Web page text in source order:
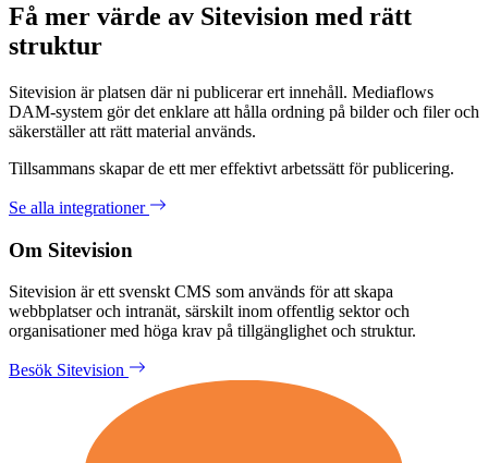
Få mer värde av Sitevision med rätt
struktur
Sitevision är platsen där ni publicerar ert innehåll. Mediaflows
DAM-system gör det enklare att hålla ordning på bilder och filer och
säkerställer att rätt material används.
Tillsammans skapar de ett mer effektivt arbetssätt för publicering.
Se alla integrationer
Om Sitevision
Sitevision är ett svenskt CMS som används för att skapa
webbplatser och intranät, särskilt inom offentlig sektor och
organisationer med höga krav på tillgänglighet och struktur.
Besök Sitevision